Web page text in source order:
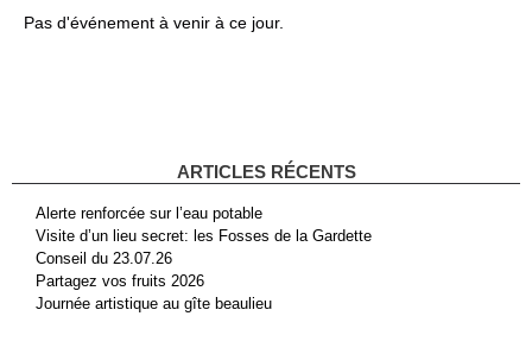
Pas d'événement à venir à ce jour.
ARTICLES RÉCENTS
Alerte renforcée sur l’eau potable
Visite d’un lieu secret: les Fosses de la Gardette
Conseil du 23.07.26
Partagez vos fruits 2026
Journée artistique au gîte beaulieu